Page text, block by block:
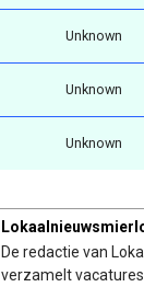
Unknown
Unknown
Unknown
De redactie van
verzamelt